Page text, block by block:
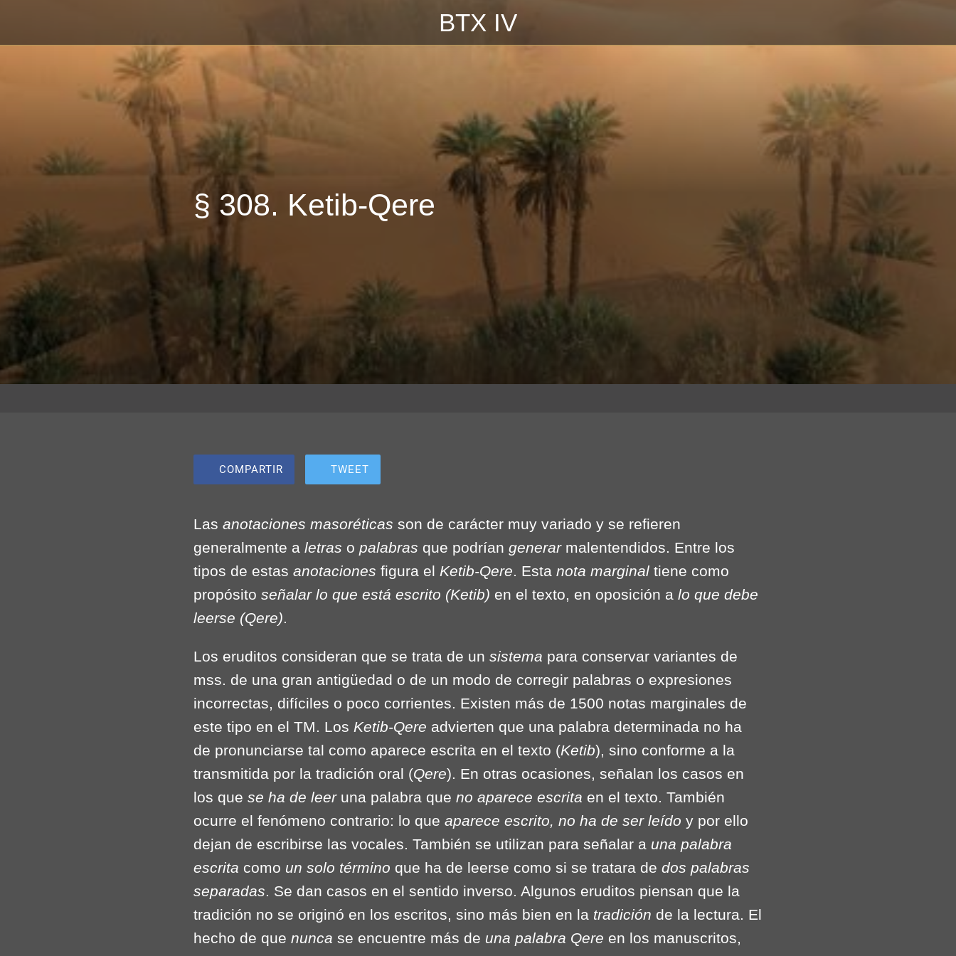
BTX IV
Escrito en 01/11/2018\n___________________\n
§ 308. Ketib-Qere
COMPARTIR TWEET
Las anotaciones masoréticas son de carácter muy variado y se refieren
generalmente a letras o palabras que podrían generar malentendidos. Entre los
tipos de estas anotaciones figura el Ketib-Qere. Esta nota marginal tiene como
propósito señalar lo que está escrito (Ketib) en el texto, en oposición a lo que debe
leerse (Qere).
Los eruditos consideran que se trata de un sistema para conservar variantes de
mss. de una gran antigüedad o de un modo de corregir palabras o expresiones
incorrectas, difíciles o poco corrientes. Existen más de 1500 notas marginales de
este tipo en el TM. Los Ketib-Qere advierten que una palabra determinada no ha
de pronunciarse tal como aparece escrita en el texto (Ketib), sino conforme a la
transmitida por la tradición oral (Qere). En otras ocasiones, señalan los casos en
los que se ha de leer una palabra que no aparece escrita en el texto. También
ocurre el fenómeno contrario: lo que aparece escrito, no ha de ser leído y por ello
dejan de escribirse las vocales. También se utilizan para señalar a una palabra
escrita como un solo término que ha de leerse como si se tratara de dos palabras
separadas. Se dan casos en el sentido inverso. Algunos eruditos piensan que la
tradición no se originó en los escritos, sino más bien en la tradición de la lectura. El
hecho de que nunca se encuentre más de una palabra Qere en los manuscritos,